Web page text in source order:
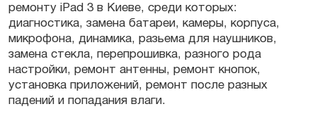
ремонту iPad 3 в Киеве, среди которых:
диагностика, замена батареи, камеры, корпуса,
микрофона, динамика, разьема для наушников,
замена стекла, перепрошивка, разного рода
настройки, ремонт антенны, ремонт кнопок,
установка приложений, ремонт после разных
падений и попадания влаги.